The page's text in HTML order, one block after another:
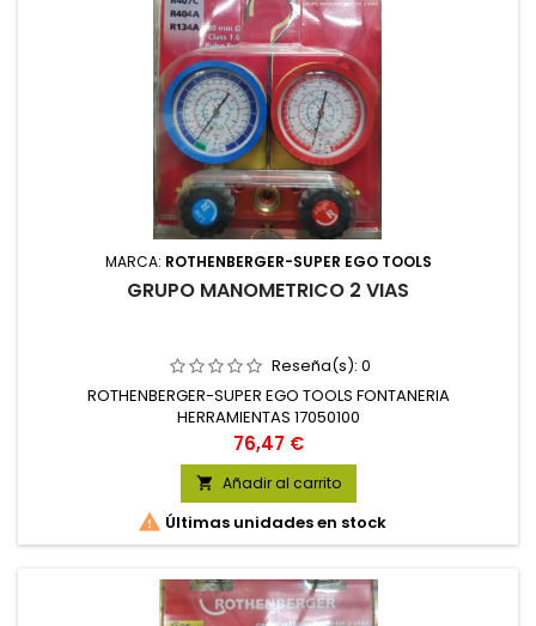
MARCA: ROTHENBERGER-SUPER EGO TOOLS
GRUPO MANOMETRICO 2 VIAS
Reseña(s): 0
ROTHENBERGER-SUPER EGO TOOLS FONTANERIA
HERRAMIENTAS 17050100
Precio
76,47 €
 Añadir al carrito
 Últimas unidades en stock